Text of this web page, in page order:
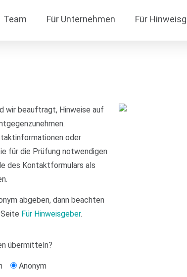
Team Für Unternehmen Für
wir beauftragt, Hinweise auf
oder
für die Prüfung notwendigen
des Kontaktformulars als
abgeben, dann beachten
Für Hinweisgeber.
übermitteln?
Anonym